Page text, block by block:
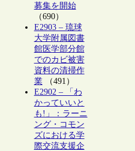
募集を開始
（690）
E2903 – 琉球
大学附属図書
館医学部分館
でのカビ被害
資料の清掃作
業（491）
E2902 – 「わ
かっていいと
も!」：ラーニ
ング・コモン
ズにおける学
際交流支援企